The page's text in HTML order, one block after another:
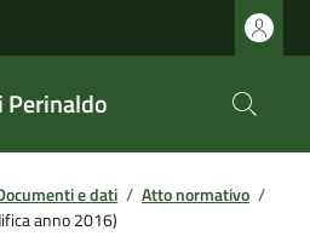
Perinaldo
e dati / Atto normativo /
anno 2016)